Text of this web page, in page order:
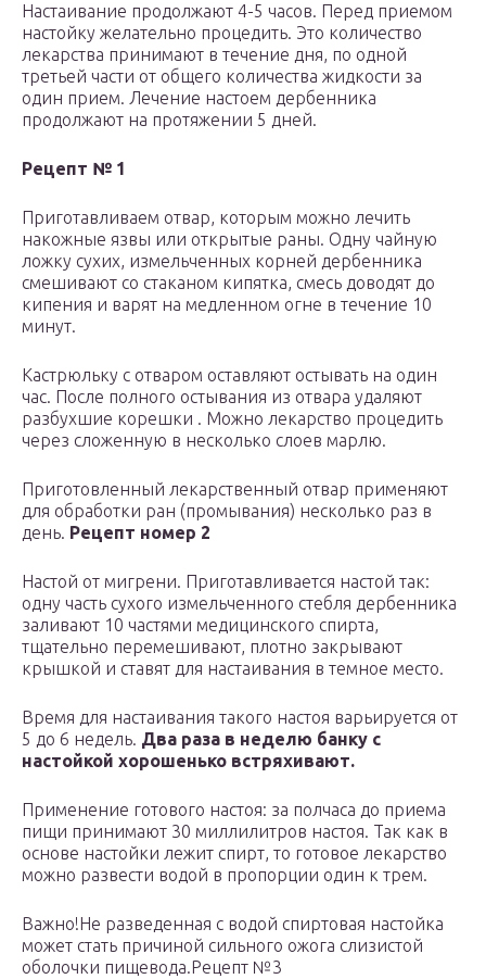
Настаивание продолжают 4-5 часов. Перед приемом
настойку желательно процедить. Это количество
лекарства принимают в течение дня, по одной
третьей части от общего количества жидкости за
один прием. Лечение настоем дербенника
продолжают на протяжении 5 дней.
Рецепт № 1
Приготавливаем отвар, которым можно лечить
накожные язвы или открытые раны. Одну чайную
ложку сухих, измельченных корней дербенника
смешивают со стаканом кипятка, смесь доводят до
кипения и варят на медленном огне в течение 10
минут.
Кастрюльку с отваром оставляют остывать на один
час. После полного остывания из отвара удаляют
разбухшие корешки . Можно лекарство процедить
через сложенную в несколько слоев марлю.
Приготовленный лекарственный отвар применяют
для обработки ран (промывания) несколько раз в
день. Рецепт номер 2
Настой от мигрени. Приготавливается настой так:
одну часть сухого измельченного стебля дербенника
заливают 10 частями медицинского спирта,
тщательно перемешивают, плотно закрывают
крышкой и ставят для настаивания в темное место.
Время для настаивания такого настоя варьируется от
5 до 6 недель. Два раза в неделю банку с
настойкой хорошенько встряхивают.
Применение готового настоя: за полчаса до приема
пищи принимают 30 миллилитров настоя. Так как в
основе настойки лежит спирт, то готовое лекарство
можно развести водой в пропорции один к трем.
Важно!Не разведенная с водой спиртовая настойка
может стать причиной сильного ожога слизистой
оболочки пищевода.Рецепт №3